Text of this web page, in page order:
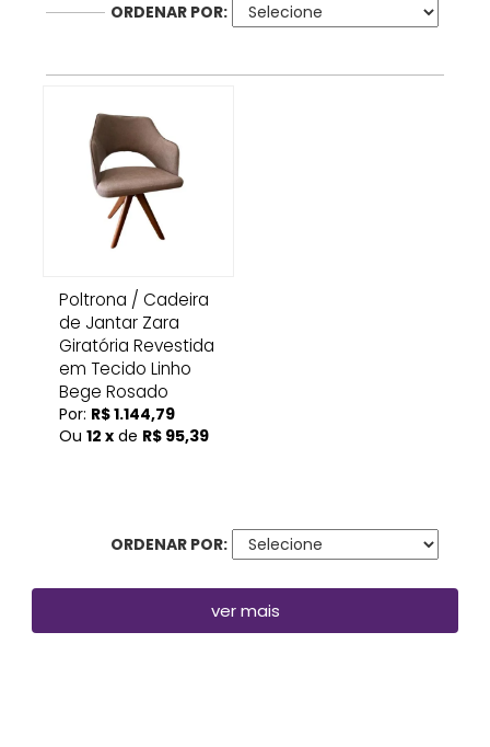
ORDENAR POR:
Poltrona / Cadeira
de Jantar Zara
Giratória Revestida
em Tecido Linho
Bege Rosado
Por: R$ 1.144,79
Ou 12 x de R$ 95,39
ORDENAR POR:
ver mais